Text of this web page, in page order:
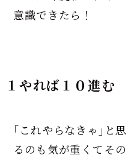
意識できたら！
１やれば１０進む
｢これやらなきゃ｣と
るのも気が重くてそ